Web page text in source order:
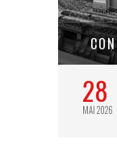
28
MAI 2026